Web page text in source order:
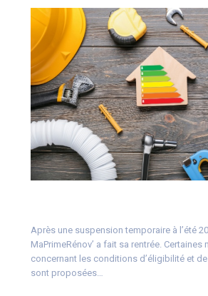
Après une suspension temporaire à l’été
MaPrimeRénov’ a fait sa rentrée.
concernant les conditions d’éligibilité et
sont proposées…